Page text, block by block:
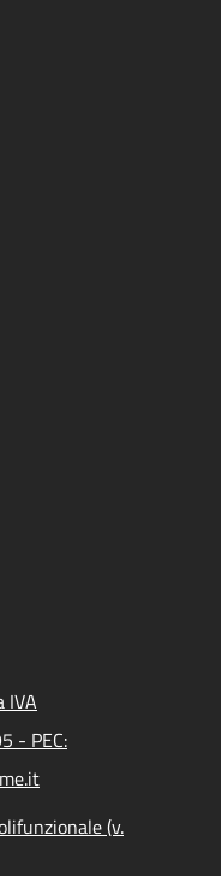
IVA
- PEC:
(v.